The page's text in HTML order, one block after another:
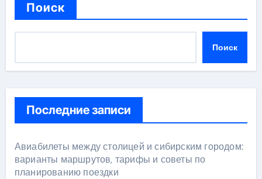
Поиск
Поиск
Последние записи
Авиабилеты между столицей и сибирским городом:
варианты маршрутов, тарифы и советы по
планированию поездки